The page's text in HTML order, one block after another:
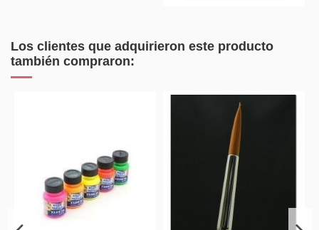
Los clientes que adquirieron este producto
también compraron: